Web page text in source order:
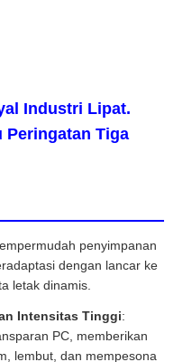
Industri Lipat.
Peringatan Tiga
penyimpanan
dengan lancar ke
letak dinamis.
Intensitas Tinggi:
PC, memberikan
lembut, dan mempesona